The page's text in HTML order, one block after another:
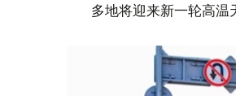
多地将迎来新一轮高温